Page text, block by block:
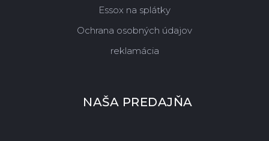
Essox na splátky
Ochrana osobných údajov
reklamácia
NAŠA PREDAJŇA